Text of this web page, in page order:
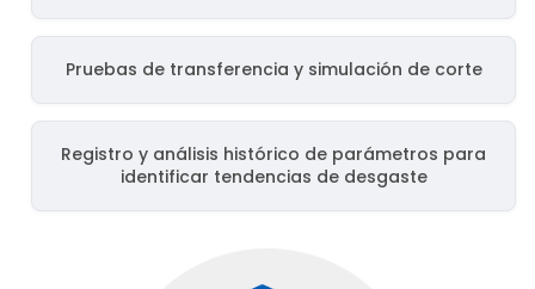
Pruebas de transferencia y simulación de corte
Registro y análisis histórico de parámetros para
identificar tendencias de desgaste